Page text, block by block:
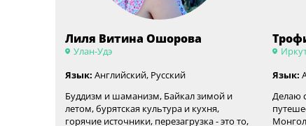
Лиля Витина Ошорова
Улан-Удэ
Язык: Английский, Русский
Буддизм и шаманизм, Байкал зимой и
летом, бурятская культура и кухня,
горячие источники, перезагрузка - это то,
Язык:
Делаю